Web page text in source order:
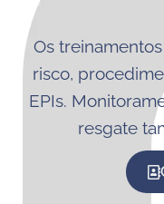
Os
risco,
EPIs.
resgate